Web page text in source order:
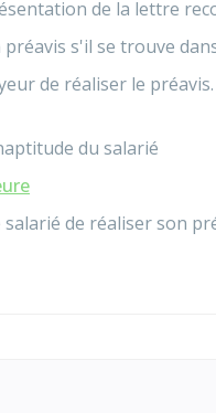
de la lettre
s'il se trouve
de réaliser le
du salarié
de réaliser son